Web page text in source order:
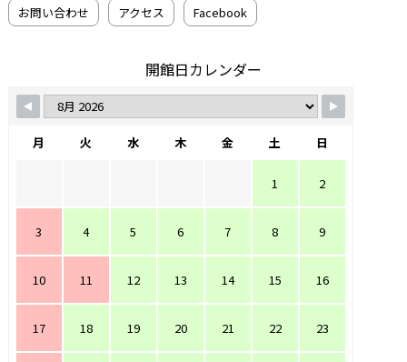
お問い合わせ アクセス Facebook
開館日カレンダー
月 火 水 木 金 土 日
1 2
3 4 5 6 7 8 9
10 11 12 13 14 15 16
17 18 19 20 21 22 23